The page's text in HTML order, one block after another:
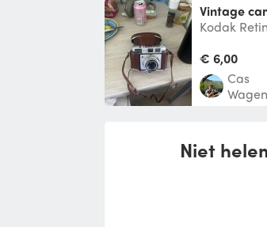
Vintage
Kodak
€ 6,00
Cas
Niet